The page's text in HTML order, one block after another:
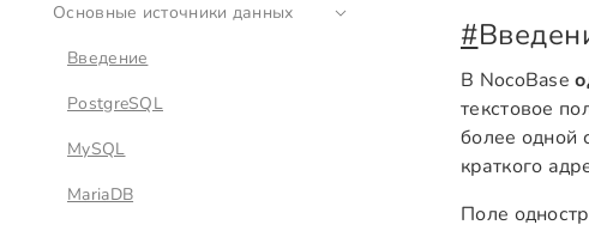
Основные источники данных
Введение
PostgreSQL
MySQL
MariaDB
#
В NocoBase
текстовое
более одной
краткого
Поле